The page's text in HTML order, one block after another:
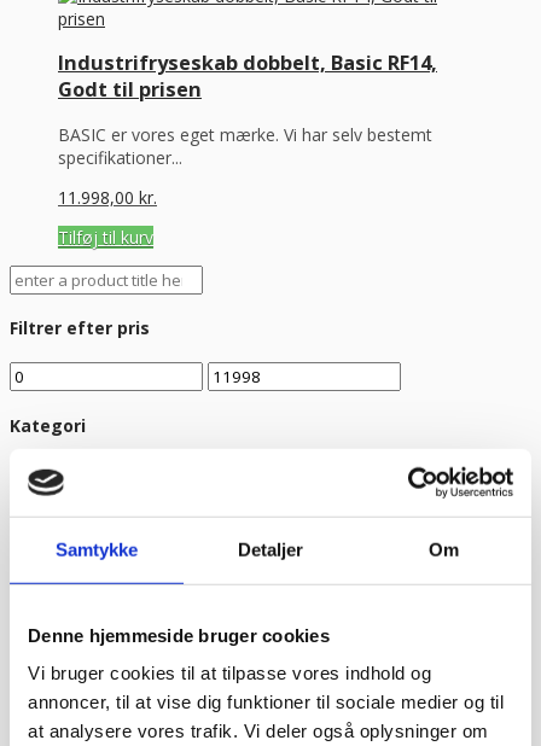
Samtykke Detaljer Om
Denne hjemmeside bruger cookies
Vi bruger cookies til at tilpasse vores indhold og
annoncer, til at vise dig funktioner til sociale medier og til
at analysere vores trafik. Vi deler også oplysninger om
Industrifryseskab dobbelt, Basic RF14,
Godt til prisen
BASIC er vores eget mærke. Vi har selv bestemt
specifikationer...
11.998,00 kr.
Tilføj til kurv
Filtrer efter pris
Kategori
Kampagnetilbud
Farve
Materiale
Bestseller
Industrifryser hos Bageriudstyr.dk